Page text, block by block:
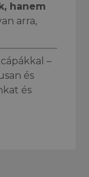
hanem
arra,
–
és
és